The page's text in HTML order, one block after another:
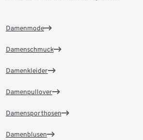
Damenmode
Damenschmuck
Damenkleider
Damenpullover
Damensporthosen
Damenblusen